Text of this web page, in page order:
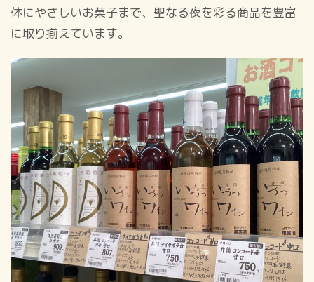
体にやさしいお菓子まで、聖なる夜を彩る商品を豊富
に取り揃えています。